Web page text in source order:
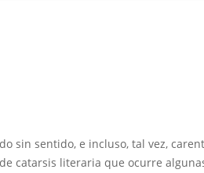
sentido, e incluso, tal vez,
catarsis literaria que ocurre